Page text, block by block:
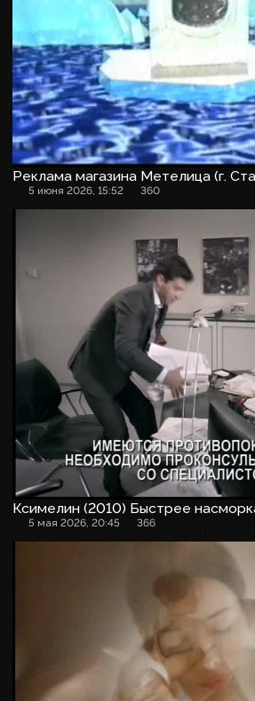
Реклама магазина Метелица (г.
5 июня 2026, 15:52 360
Ксимелин (2010) Быстрее
5 мая 2026, 20:45 366